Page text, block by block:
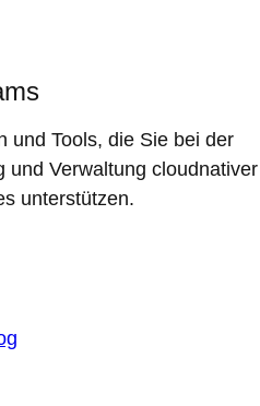
und Tools, die Sie bei der
und Verwaltung cloudnativer
unterstützen.